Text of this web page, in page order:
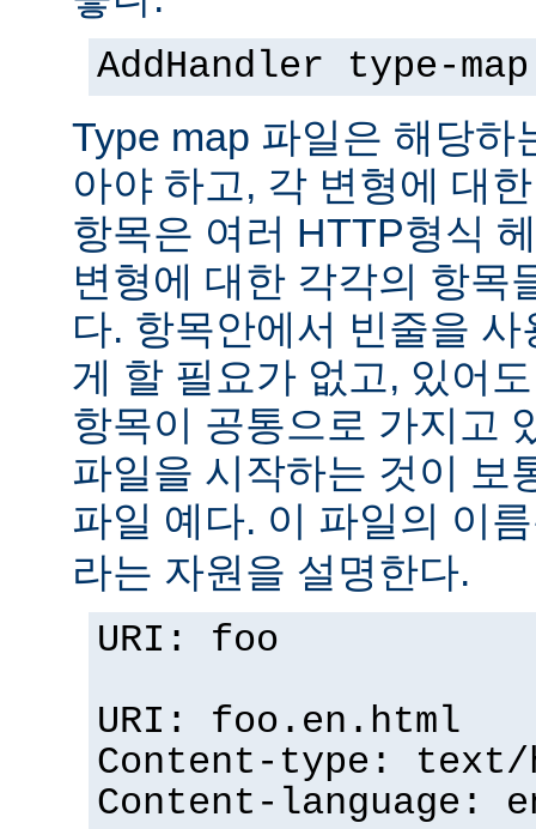
AddHandler type-
Type map 파일은 해당하
아야 하고, 각 변형에 대
항목은 여러 HTTP형식
변형에 대한 각각의 항목
다. 항목안에서 빈줄을
게 할 필요가 없고, 있어
항목이 공통으로 가지고
파일을 시작하는 것이 보
파일 예다. 이 파일의 이
라는 자원을 설명한다.
URI: foo
URI: foo.en.html
Content-type: text/
Content-language: